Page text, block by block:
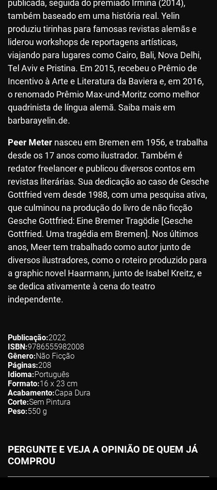
publicada, seguida do premiado Irmina (2014),
também baseado em uma história real. Yelin
produziu tirinhas para famosas revistas alemãs e
liderou workshops de reportagens artísticas,
viajando para lugares como Cairo, Bali, Nova Delhi,
Tel Aviv e Pristina. Em 2015, recebeu o Prêmio de
Incentivo à Arte e Literatura da Baviera e, em 2016,
o renomado Prêmio Max-und-Moritz como melhor
quadrinista de língua alemã. Saiba mais em
barbarayelin.de.
Peer Meter nasceu em Bremen em 1956, e trabalha
desde os 17 anos como ilustrador. Também é
redator freelancer e publicou diversos contos em
revistas literárias. Sua dedicação ao caso de Gesche
Gottfried vem desde 1988, com uma pesquisa ativa,
que culminou na produção do livro de não ficção
Gesche Gottfried: Eine Bremer Tragödie [Gesche
Gottfried. Uma tragédia em Bremen]. Nos últimos
anos, Meer tem trabalhado como autor junto de
diversos ilustradores, como o roteiro produzido para
a graphic novel Haarmann, junto de Isabel Kreitz, e
se dedica ativamente à cena do teatro
independente.
Publicação 2022
ISBN 9786555982008
Gênero Não Ficção
Páginas 208
Idioma Português
Formato 16 x 23 cm
Acabamento Capa Dura
Corte Sem Pintura
Peso 550 g
PERGUNTE E VEJA A OPINIÃO DE QUEM JÁ
COMPROU